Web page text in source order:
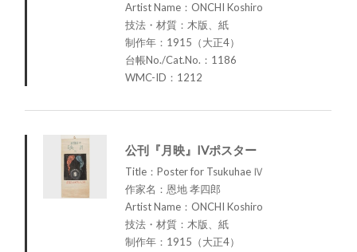
Artist Name：ONCHI Koshiro
技法・材質：木版、紙
制作年：1915（大正4）
台帳No./Cat.No.：1186
WMC-ID：1212
公刊『月映』IVポスター
Title：Poster for Tsukuhae Ⅳ
作家名：恩地 孝四郎
Artist Name：ONCHI Koshiro
技法・材質：木版、紙
制作年：1915（大正4）